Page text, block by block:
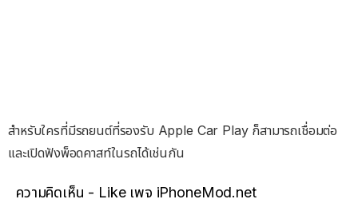
สำหรับใครที่มีรถยนต์ที่รองรับ Apple Car Play ก็สามารถเชื่อมต่อ
และเปิดฟังพ็อดคาสท์ในรถได้เช่นกัน
ความคิดเห็น - Like เพจ iPhoneMod.net